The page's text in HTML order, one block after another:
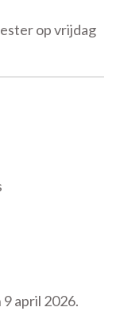
op vrijdag
april 2026.